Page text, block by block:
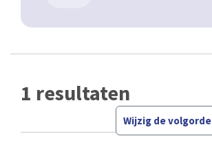
1 resultaten
Wijzig de volgorde